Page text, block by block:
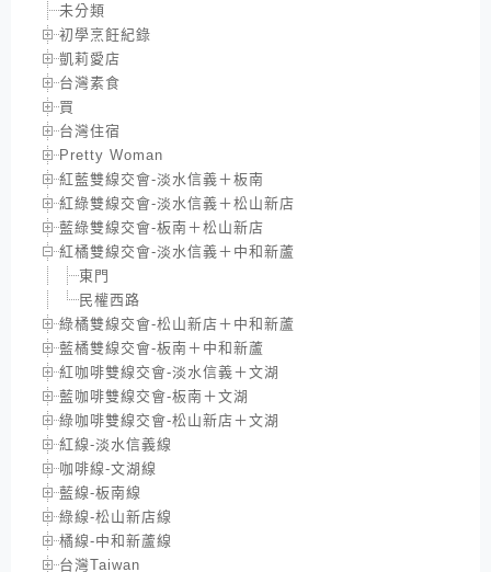
未分類
初學烹飪紀錄
凱莉愛店
台灣素食
買
台灣住宿
Pretty Woman
紅藍雙線交會-淡水信義＋板南
紅綠雙線交會-淡水信義＋松山新店
藍綠雙線交會-板南＋松山新店
紅橘雙線交會-淡水信義＋中和新蘆
東門
民權西路
綠橘雙線交會-松山新店＋中和新蘆
藍橘雙線交會-板南＋中和新蘆
紅咖啡雙線交會-淡水信義＋文湖
藍咖啡雙線交會-板南＋文湖
綠咖啡雙線交會-松山新店＋文湖
紅線-淡水信義線
咖啡線-文湖線
藍線-板南線
綠線-松山新店線
橘線-中和新蘆線
台灣Taiwan